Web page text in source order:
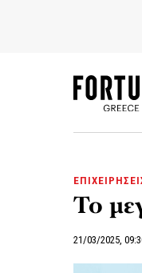
Το
21/03/2025,